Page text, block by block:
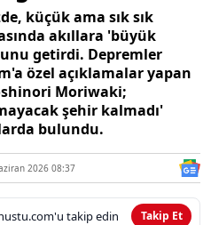
küçük ama sık sık
akıllara 'büyük
getirdi. Depremler
özel açıklamalar yapan
Moriwaki;
şehir kalmadı'
bulundu.
2026 08:37
takip edin Takip Et